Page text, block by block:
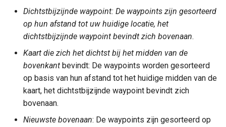
Dichtstbijzijnde waypoint: De waypoints zijn gesorteerd
op hun afstand tot uw huidige locatie, het
dichtstbijzijnde waypoint bevindt zich bovenaan.
Kaart die zich het dichtst bij het midden van de
bovenkant bevindt: De waypoints worden gesorteerd
op basis van hun afstand tot het huidige midden van de
kaart, het dichtstbijzijnde waypoint bevindt zich
bovenaan.
Nieuwste bovenaan: De waypoints zijn gesorteerd op